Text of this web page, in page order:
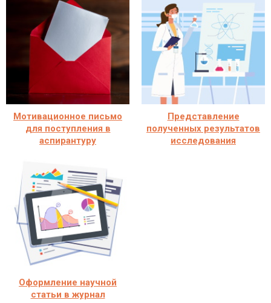
Мотивационное письмо
для поступления в
аспирантуру
Представление
полученных результатов
исследования
Оформление научной
статьи в журнал